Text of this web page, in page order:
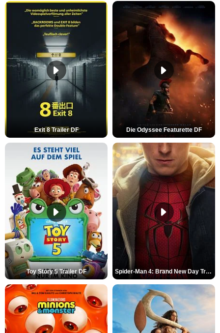
Exit 8 Trailer DF Die Odyssee Featurette DF
Toy Story 5 Trailer DF Spider-Man 4: Brand New Day Trailer (3) DF